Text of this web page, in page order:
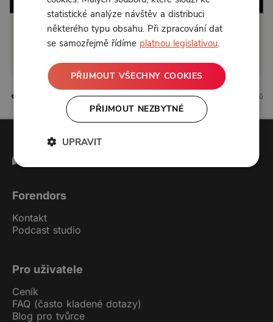
Klikněte pro odemčení
nebo sepřihlaste
0 komentářů
Forendors
Kontakt
Podcast studio
Pro uživatele
Ceník
FAQ (často kladené dotazy)
Blog pro tvůrce
statistické analýze návštěv a distribuci
některého typu obsahu. Při zpracování dat
se samozřejmě řídíme platnou legislativou.
PŘIJMOUT VŠECHNY COOKIES
PŘIJMOUT NEZBYTNÉ
UPRAVIT